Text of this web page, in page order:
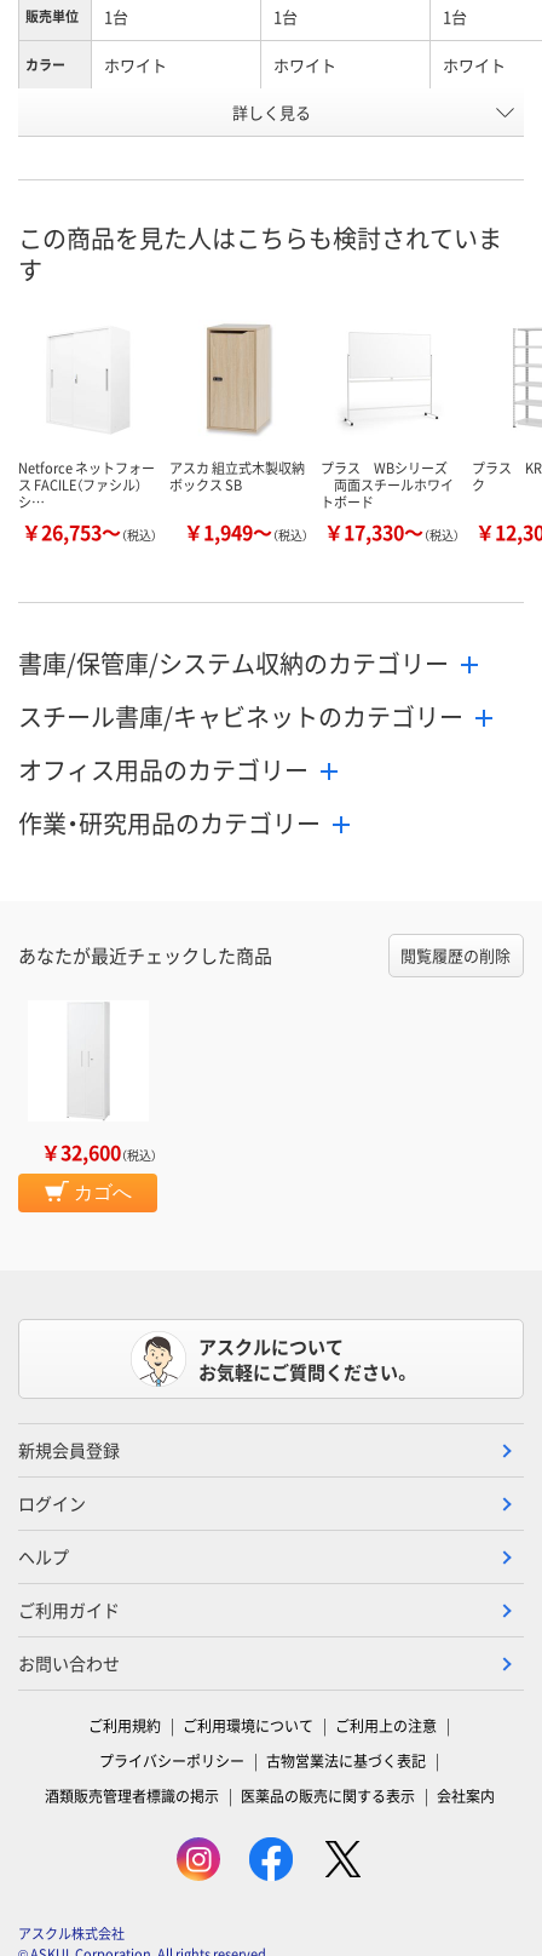
販売単位 1台 1台 1台
カラー ホワイト ホワイト ホワイト
1110mm 1110mm
号
在庫
お届け日 8月9日（日）
数量
カゴへ カゴへ カ
詳しく見る
この商品を見た人はこちらも検討されていま
す
Netforce ネットフォー
ス FACILE（ファシル）
シ…
￥26,753～（税込）
アスカ 組立式木製収納
ボックス SB
￥1,949～（税込）
プラス WBシリーズ
両面スチールホワイ
トボード
￥17,330～（税込）
プラス
ク
￥
書庫/保管庫/システム収納のカテゴリー
スチール書庫/キャビネットのカテゴリー
オフィス用品のカテゴリー
作業・研究用品のカテゴリー
あなたが最近チェックした商品 閲覧履歴の削除
￥32,600（税込）
カゴへ
アスクルについて
お気軽にご質問ください。
新規会員登録
ログイン
ヘルプ
ご利用ガイド
お問い合わせ
ご利用規約 ご利用環境について
ご利用上の注意
プライバシーポリシー
古物営業法に基づく表記
酒類販売管理者標識の掲示
医薬品の販売に関する表示 会社案内
アスクル株式会社